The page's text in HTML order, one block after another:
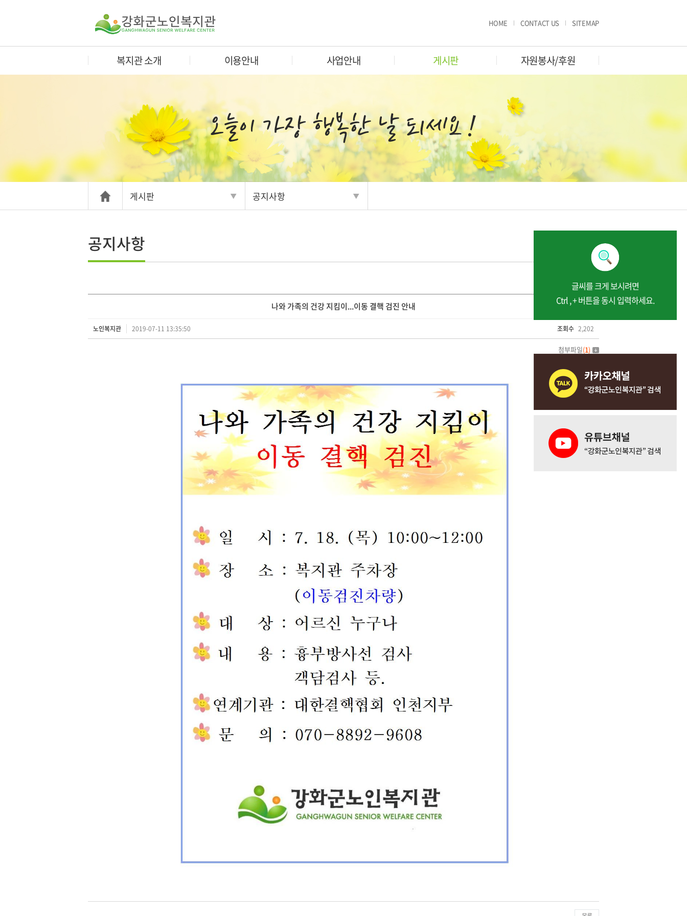
HOME CONTACT US SITEMAP
복지관 소개 이용안내 사업안내 게시판 자원봉사/후원
게시판 공지사항
공지사항
나와 가족의 건강 지킴이...이동 결핵 검진 안내
노인복지관 2019-07-11 13:35:50 조회수 2,202
첨부파일(1)
글씨를 크게 보시려면
Ctrl , + 버튼을 동시 입력하세요.